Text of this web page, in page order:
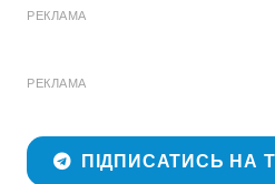
РЕКЛАМА
РЕКЛАМА
ПІДПИСАТИСЬ НА